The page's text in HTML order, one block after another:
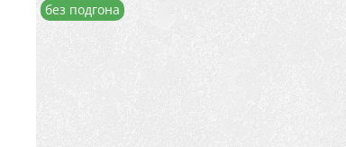
без подгона